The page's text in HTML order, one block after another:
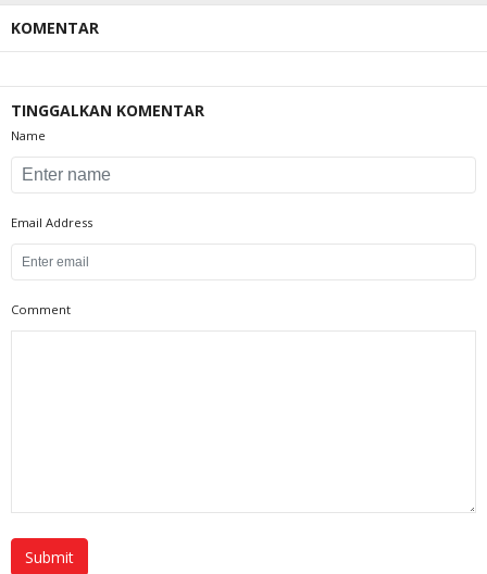
KOMENTAR
TINGGALKAN KOMENTAR
Name
Email Address
Comment